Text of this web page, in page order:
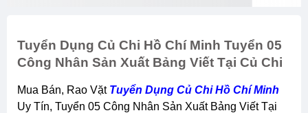
Tuyển Dụng Củ Chi Hồ Chí Minh Tuyển 05
Công Nhân Sản Xuất Bảng Viết Tại Củ Chi
Mua Bán, Rao Vặt Tuyển Dụng Củ Chi Hồ Chí Minh
Uy Tín, Tuyển 05 Công Nhân Sản Xuất Bảng Viết Tại